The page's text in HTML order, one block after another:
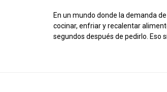
En un mundo donde la demanda
cocinar, enfriar y recalentar
segundos después de pedirlo. Eso